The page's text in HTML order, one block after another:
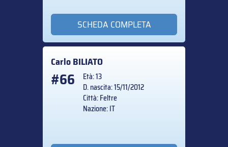
SCHEDA COMPLETA
CarloBILIATO
#66
Età: 13
D. nascita: 15/11/2012
Città: Feltre
Nazione: IT